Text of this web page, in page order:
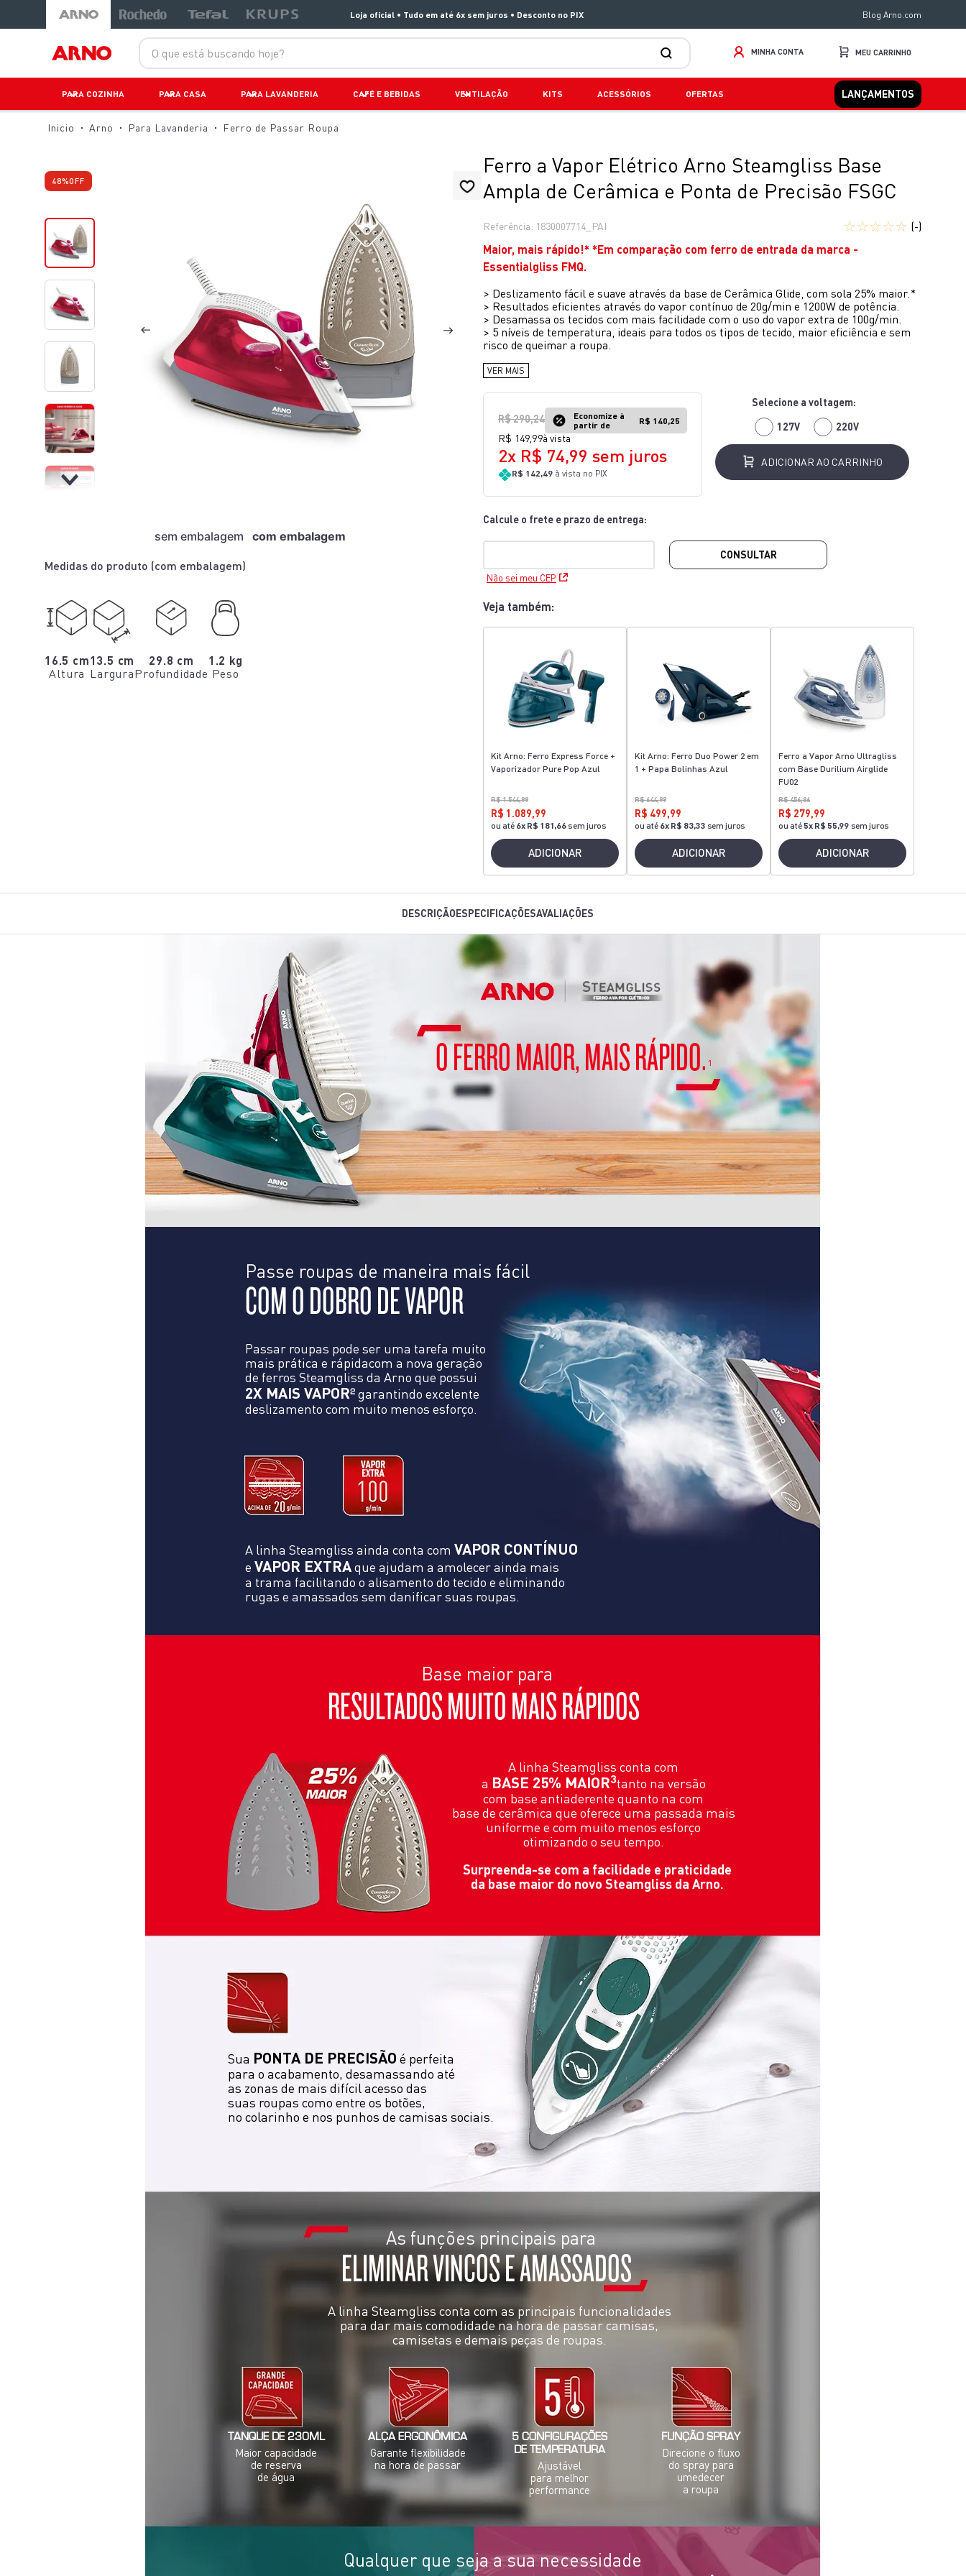
Loja oficial • Tudo em até 6x sem juros • Desconto no PIX Blog Arno.com
O que está buscando hoje?
MINHA CONTA
PARA COZINHA PARA CASA PARA LAVANDERIA CAFÉ E BEBIDAS VENTILAÇÃO KITS ACESSÓRIOS OFERTAS LANÇAMENTOS
Arno Para Lavanderia Ferro de Passar Roupa
48%OFF
Medidas do produto (com embalagem)
sem embalagem com embalagem
16.5 cm
Altura
13.5 cm
Largura
29.8 cm
Profundidade
1.2 kg
Peso
Ferro a Vapor Elétrico Arno Steamgliss Base
Ampla de Cerâmica e Ponta de Precisão FSGC
Referência: 1830007714_PAI ☆☆☆☆☆ (-)
Maior, mais rápido!* *Em comparação com ferro de entrada da marca -
Essentialgliss FMQ.
> Deslizamento fácil e suave através da base de Cerâmica Glide, com sola 25% maior.*
> Resultados eficientes através do vapor contínuo de 20g/min e 1200W de potência.
> Desamassa os tecidos com mais facilidade com o uso do vapor extra de 100g/min.
> 5 níveis de temperatura, ideais para todos os tipos de tecido, maior eficiência e sem
risco de queimar a roupa.
VER MAIS
R$290,24
Economize à
partir de
R$ 140,25
R$ 149 99à vista
2x R$ 74,99 sem juros
R$ 142,49 à vista no PIX
127V 220V
ADICIONAR AO CARRINHO
Não sei meu CEP
CONSULTAR
Veja também:
Kit Arno: Ferro Express Force +
Vaporizador Pure Pop Azul
R$ 1.544,99
R$ 1.089,99
ou até 6x R$ 181,66 sem juros
ADICIONAR
Kit Arno: Ferro Duo Power 2 em
1 + Papa Bolinhas Azul
R$ 644,99
R$ 499,99
ou até 6x R$ 83,33 sem juros
ADICIONAR
Ferro a Vapor Arno Ultragliss
com Base Durilium Airglide
FU02
R$ 456,86
R$ 279,99
ou até 5x R$ 55,99 sem juros
ADICIONAR
DESCRIÇÃOESPECIFICAÇÕESAVALIAÇÕES
O FERRO MAIOR, MAIS RÁPIDO.1
Passe roupas de maneira mais fácil
COM O DOBRO DE VAPOR
Passar roupas pode ser uma tarefa muito
mais prática e rápidacom a nova geração
de ferros Steamgliss da Arno que possui
2X MAIS VAPOR2 garantindo excelente
deslizamento com muito menos esforço.
A linha Steamgliss ainda conta comVAPOR CONTÍNUO
eVAPOR EXTRAque ajudam a amolecer ainda mais
a trama facilitando o alisamento do tecido e eliminando
rugas e amassados sem danificar suas roupas.
Base maior para
RESULTADOS MUITO MAIS RÁPIDOS
A linha Steamgliss conta com
a BASE 25% MAIOR3tanto na versão
com base antiaderente quanto na com
base de cerâmica que oferece uma passada mais
uniforme e com muito menos esforço
otimizando o seu tempo.
Surpreenda-se com a facilidade e praticidade
da base maior do novo Steamgliss da Arno.
Sua PONTA DE PRECISÃO é perfeita
para o acabamento, desamassando até
as zonas de mais difícil acesso das
suas roupas como entre os botões,
no colarinho e nos punhos de camisas sociais.
As funções principais para
ELIMINAR VINCOS E AMASSADOS
A linha Steamgliss conta com as principais funcionalidades
para dar mais comodidade na hora de passar camisas,
camisetas e demais peças de roupas.
TANQUE DE 230ML
Maior capacidade
de reserva
de água
ALÇA ERGONÔMICA
Garante flexibilidade
na hora de passar
5 CONFIGURAÇÕES
DE TEMPERATURA
Ajustável
para melhor
performance
FUNÇÃO SPRAY
Direcione o fluxo
do spray para
umedecer
a roupa
Qualquer que seja a sua necessidade
clipso vermelha
6º
rochedo natural stone
7º
jogo panelas rochedo stone pro
8º
aspirador x-force 9 60
9º
vaporizador pure pop
10
bake easy